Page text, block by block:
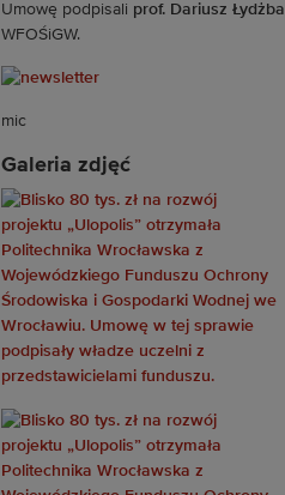
Umowę podpisali prof. Dariusz Łydżba
WFOŚiGW.
mic
Galeria zdjęć